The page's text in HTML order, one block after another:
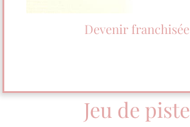
Devenir franchisée
Jeu de piste